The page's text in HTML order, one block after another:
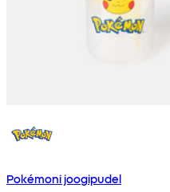
Pokémoni joogipudel